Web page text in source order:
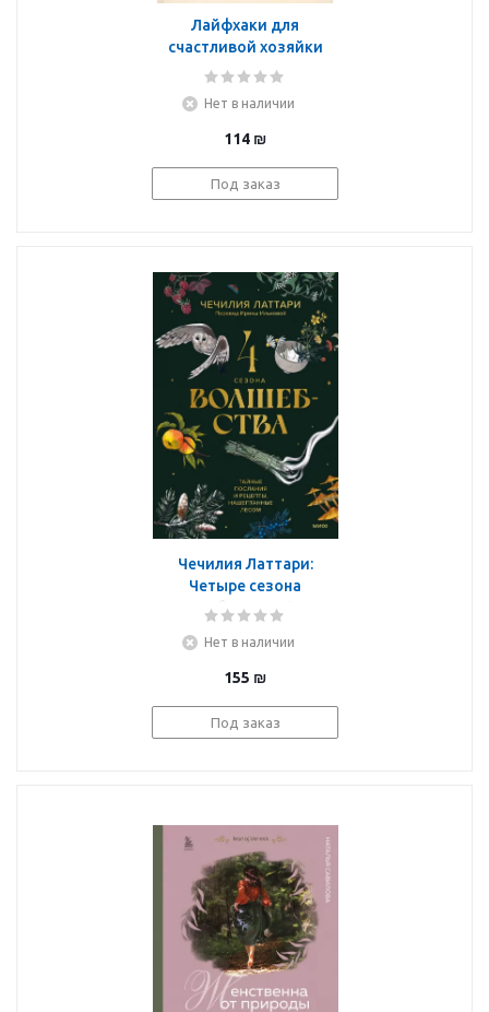
Лайфхаки для
счастливой хозяйки
Нет в наличии
114 ₪
Под заказ
Чечилия Латтари:
Четыре сезона
волшебства. Тайные
нашептанные лесом
Нет в наличии
155 ₪
Под заказ